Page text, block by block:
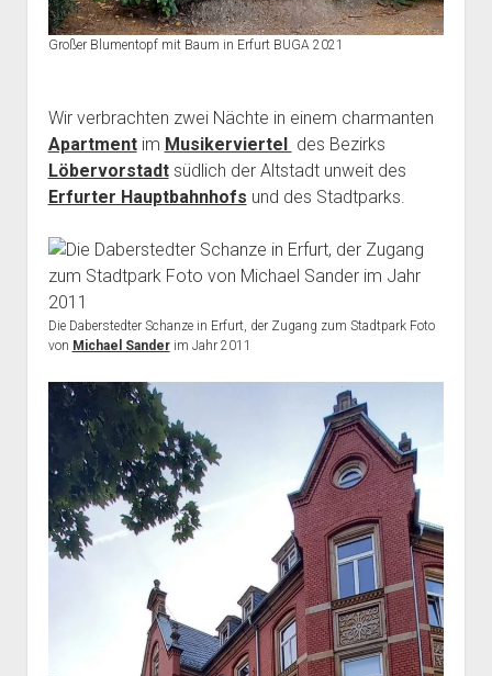
Großer Blumentopf mit Baum in Erfurt BUGA 2021
Wir verbrachten zwei Nächte in einem charmanten
Apartmentim Musikerviertel
des Bezirks
Löbervorstadtsüdlich der Altstadt unweit des
Erfurter Hauptbahnhofs und des Stadtparks.
Die Daberstedter Schanze in Erfurt, der Zugang zum Stadtpark Foto
von Michael Sanderim Jahr 2011